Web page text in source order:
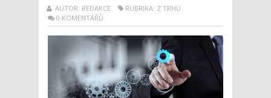
AUTOR: REDAKCE
RUBRIKA: Z TRHU
0 KOMENTÁŘŮ